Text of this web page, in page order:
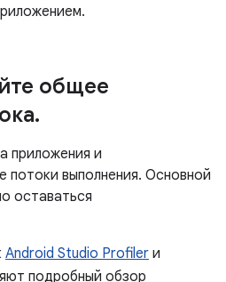
общее
.
приложения и
потоки выполнения. Основной
оставаться
Android Studio Profiler и
подробный обзор